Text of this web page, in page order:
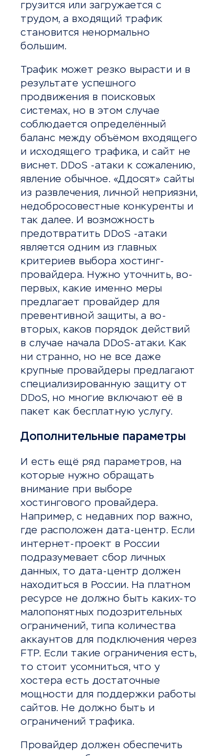
грузится или загружается с
трудом, а входящий трафик
становится ненормально
большим.
Трафик может резко вырасти и в
результате успешного
продвижения в поисковых
системах, но в этом случае
соблюдается определённый
баланс между объёмом входящего
и исходящего трафика, и сайт не
виснет. DDoS -атаки к сожалению,
явление обычное. «Ддосят» сайты
из развлечения, личной неприязни,
недобросовестные конкуренты и
так далее. И возможность
предотвратить DDoS -атаки
является одним из главных
критериев выбора хостинг-
провайдера. Нужно уточнить, во-
первых, какие именно меры
предлагает провайдер для
превентивной защиты, а во-
вторых, каков порядок действий
в случае начала DDoS-атаки. Как
ни странно, но не все даже
крупные провайдеры предлагают
специализированную защиту от
DDoS, но многие включают её в
пакет как бесплатную услугу.
Дополнительные параметры
И есть ещё ряд параметров, на
которые нужно обращать
внимание при выборе
хостингового провайдера.
Например, с недавних пор важно,
где расположен дата-центр. Если
интернет-проект в России
подразумевает сбор личных
данных, то дата-центр должен
находиться в России. На платном
ресурсе не должно быть каких-то
малопонятных подозрительных
ограничений, типа количества
аккаунтов для подключения через
FTP. Если такие ограничения есть,
то стоит усомниться, что у
хостера есть достаточные
мощности для поддержки работы
сайтов. Не должно быть и
ограничений трафика.
Провайдер должен обеспечить